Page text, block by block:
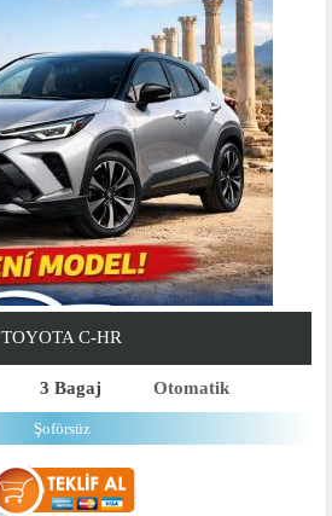
TOYOTA C-HR
3 Bagaj Otomatik
Şoförsüz